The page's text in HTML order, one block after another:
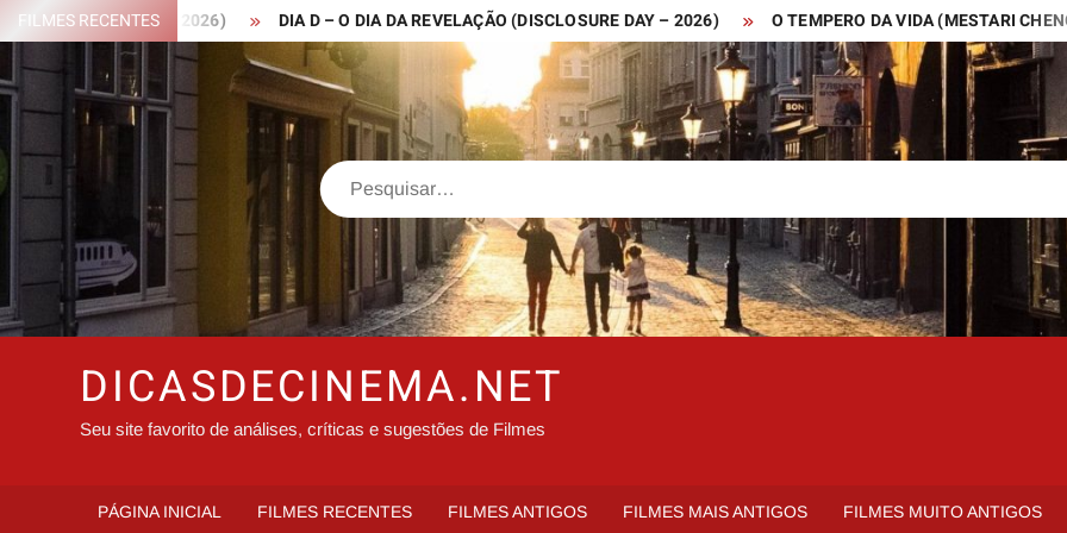
Skip
to
content
FILMES RECENTES
HOOD – 2026) DIA D – O DIA DA REVELAÇÃO (DISCLOSURE DAY – 2026) O TEMPERO DA VIDA (MESTARI CHENG –
Search
DICASDECINEMA.NET
Seu site favorito de análises, críticas e sugestões de Filmes
PÁGINA INICIAL FILMES RECENTES FILMES ANTIGOS FILMES MAIS ANTIGOS FILMES MUITO ANTIGOS